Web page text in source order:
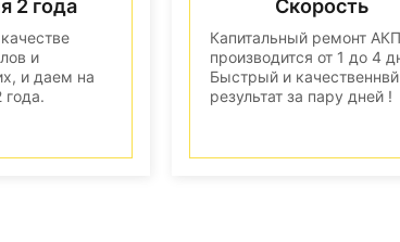
2 года
и
и даем на
года.
Скорость
Капитальный ремонт
производится от 1 до 4
Быстрый и качественнвй
результат за пару дней !